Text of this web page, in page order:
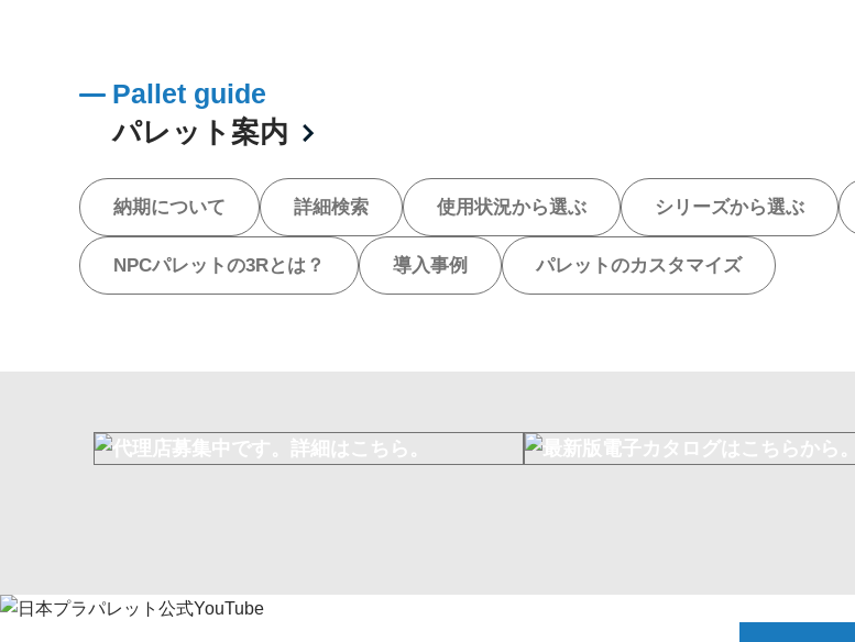
Pallet guide
パレット案内
納期について 詳細検索 使用状況から選ぶ シリーズから選ぶ
NPCパレットの3Rとは？ 導入事例 パレットのカスタマイズ